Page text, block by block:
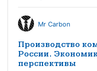
Mr Carbon
Производство
России.
перспективы